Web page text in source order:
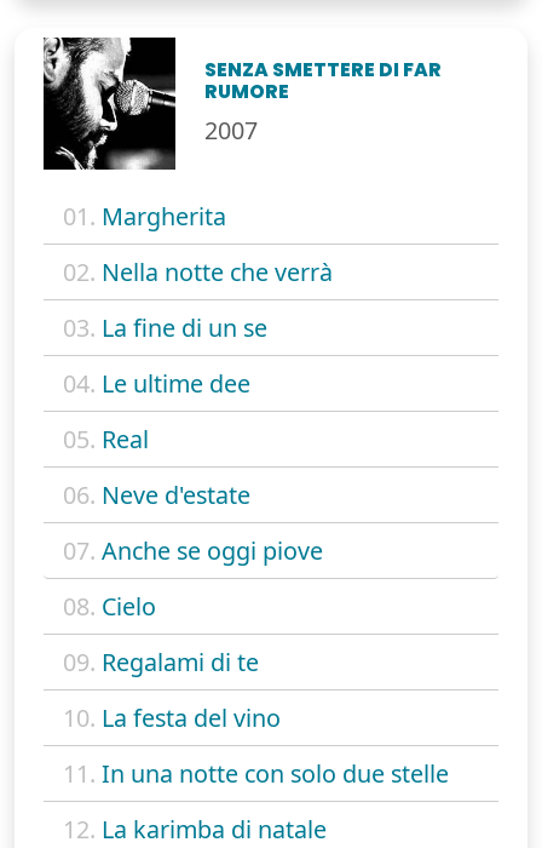
SENZA SMETTERE DI FAR
RUMORE
2007
01. Margherita
02. Nella notte che verrà
03. La fine di un se
04. Le ultime dee
05. Real
06. Neve d'estate
07. Anche se oggi piove
08. Cielo
09. Regalami di te
10. La festa del vino
11. In una notte con solo due stelle
12. La karimba di natale